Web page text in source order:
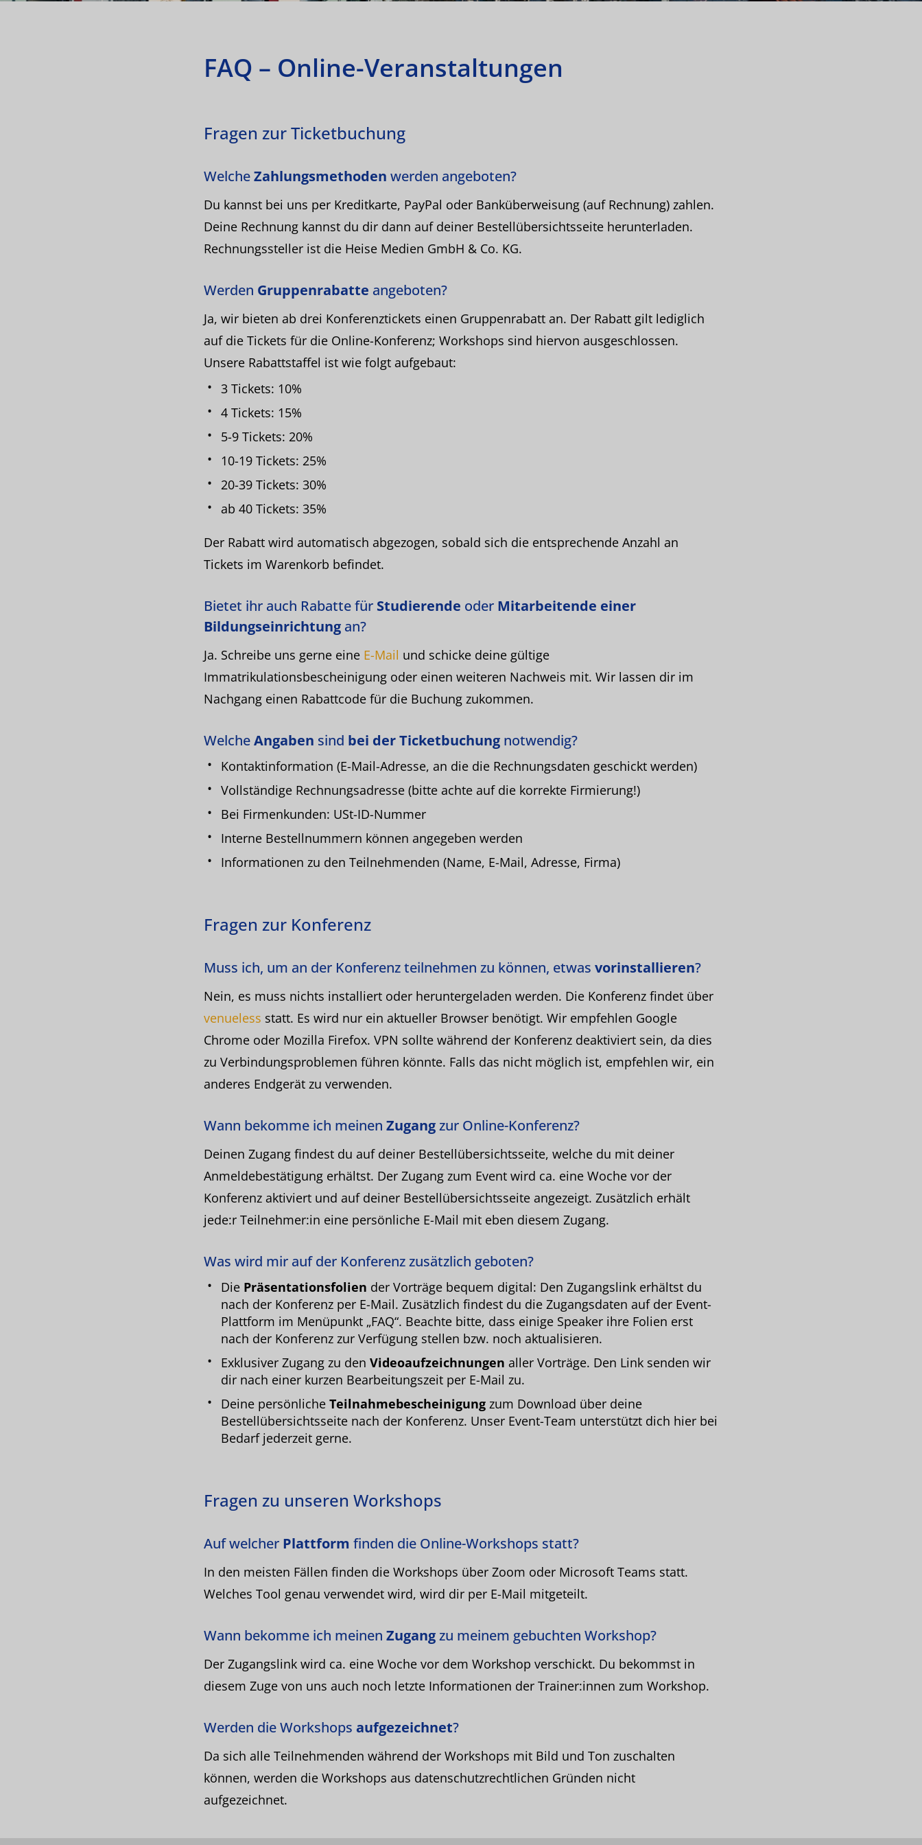
FAQ – Online-Veranstaltungen
Fragen zur Ticketbuchung
WelcheZahlungsmethoden werden angeboten?
Du kannst bei uns per Kreditkarte, PayPal oder Banküberweisung (auf Rechnung) zahlen.
Deine Rechnung kannst du dir dann auf deiner Bestellübersichtsseite herunterladen.
Rechnungssteller ist die Heise Medien GmbH & Co. KG.
Werden Gruppenrabatte angeboten?
Ja, wir bieten ab drei Konferenztickets einen Gruppenrabatt an. Der Rabatt gilt lediglich
auf die Tickets für die Online-Konferenz; Workshops sind hiervon ausgeschlossen.
Unsere Rabattstaffel ist wie folgt aufgebaut:
3 Tickets: 10%
4 Tickets: 15%
5-9 Tickets: 20%
10-19 Tickets: 25%
20-39 Tickets: 30%
ab 40 Tickets: 35%
Der Rabatt wird automatisch abgezogen, sobald sich die entsprechende Anzahl an
Tickets im Warenkorb befindet.
Bietet ihr auch Rabatte für Studierende oder Mitarbeitende einer
Bildungseinrichtung an?
Ja. Schreibe uns gerne eine E-Mail und schicke deine gültige
Immatrikulationsbescheinigung oder einen weiteren Nachweis mit. Wir lassen dir im
Nachgang einen Rabattcode für die Buchung zukommen.
WelcheAngaben sind bei der Ticketbuchung notwendig?
Kontaktinformation (E-Mail-Adresse, an die die Rechnungsdaten geschickt werden)
Vollständige Rechnungsadresse (bitte achte auf die korrekte Firmierung!)
Bei Firmenkunden: USt-ID-Nummer
Interne Bestellnummern können angegeben werden
Informationen zu den Teilnehmenden (Name, E-Mail, Adresse, Firma)
Fragen zur Konferenz
Muss ich, um an der Konferenz teilnehmen zu können, etwas vorinstallieren?
Nein, es muss nichts installiert oder heruntergeladen werden. Die Konferenz findet über
venueless statt. Es wird nur ein aktueller Browser benötigt. Wir empfehlen Google
Chrome oder Mozilla Firefox. VPN sollte während der Konferenz deaktiviert sein, da dies
zu Verbindungsproblemen führen könnte. Falls das nicht möglich ist, empfehlen wir, ein
anderes Endgerät zu verwenden.
Wann bekomme ich meinen Zugangzur Online-Konferenz?
Deinen Zugang findest du auf deiner Bestellübersichtsseite, welche du mit deiner
Anmeldebestätigung erhältst. Der Zugang zum Event wird ca. eine Woche vor der
Konferenz aktiviert und auf deiner Bestellübersichtsseite angezeigt. Zusätzlich erhält
jede:r Teilnehmer:in eine persönliche E-Mail mit eben diesem Zugang.
Was wird mir auf der Konferenz zusätzlich geboten?
Die Präsentationsfolien der Vorträge bequem digital: Den Zugangslink erhältst du
nach der Konferenz per E-Mail. Zusätzlich findest du die Zugangsdaten auf der Event-
Plattform im Menüpunkt „FAQ“. Beachte bitte, dass einige Speaker ihre Folien erst
nach der Konferenz zur Verfügung stellen bzw. noch aktualisieren.
Exklusiver Zugang zu den Videoaufzeichnungen aller Vorträge. Den Link senden wir
dir nach einer kurzen Bearbeitungszeit per E-Mail zu.
Deine persönliche Teilnahmebescheinigung zum Download über deine
Bestellübersichtsseite nach der Konferenz. Unser Event-Team unterstützt dich hier bei
Bedarf jederzeit gerne.
Fragen zu unseren Workshops
Auf welcher Plattform finden die Online-Workshops statt?
In den meisten Fällen finden die Workshops über Zoom oder Microsoft Teams statt.
Welches Tool genau verwendet wird, wird dir per E-Mail mitgeteilt.
Wann bekomme ich meinen Zugangzu meinem gebuchten Workshop?
Der Zugangslink wird ca. eine Woche vor dem Workshop verschickt. Du bekommst in
diesem Zuge von uns auch noch letzte Informationen der Trainer:innen zum Workshop.
Werden die Workshops aufgezeichnet?
Da sich alle Teilnehmenden während der Workshops mit Bild und Ton zuschalten
können, werden die Workshops aus datenschutzrechtlichen Gründen nicht
aufgezeichnet.